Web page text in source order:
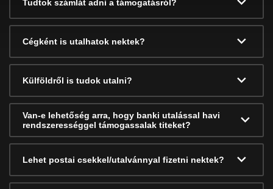
Tudtok számlát adni a támogatásról?
Cégként is utalhatok nektek?
Külföldről is tudok utalni?
Van-e lehetőség arra, hogy banki utalással havi
rendszerességgel támogassalak titeket?
Lehet postai csekkel/utalvánnyal fizetni nektek?